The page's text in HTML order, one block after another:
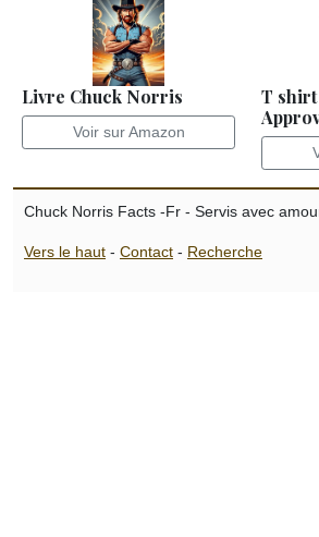
Livre Chuck Norris
Voir sur Amazon
T
Chuck Norris Facts -Fr - Servis avec
Vers le haut - Contact - Recherche